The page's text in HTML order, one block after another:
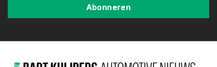
Abonneren